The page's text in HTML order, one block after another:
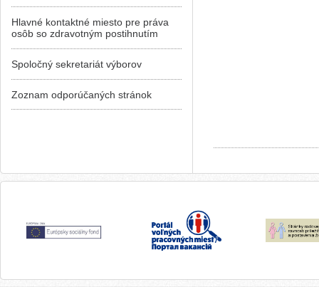
Hlavné kontaktné miesto pre práva
osôb so zdravotným postihnutím
Spoločný sekretariát výborov
Zoznam odporúčaných stránok